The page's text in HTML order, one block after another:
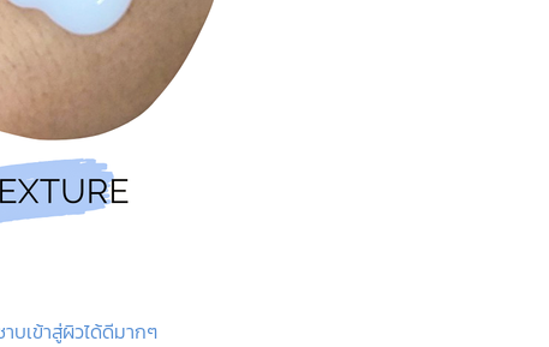
บเข้าสู่ผิวได้ดีมากๆ